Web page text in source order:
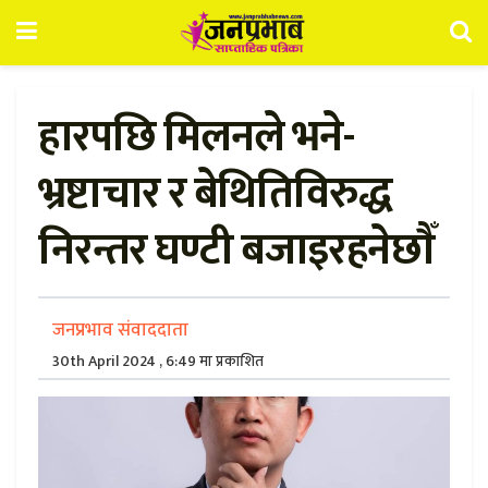
हारपछि मिलनले भने-
भ्रष्टाचार र बेथितिविरुद्ध
निरन्तर घण्टी बजाइरहनेछाैँ
जनप्रभाव संवाददाता
30th April 2024 , 6:49 मा प्रकाशित